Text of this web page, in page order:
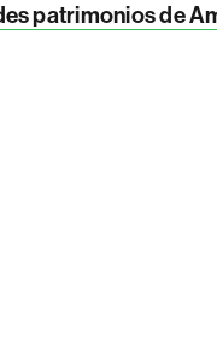
patrimonios de